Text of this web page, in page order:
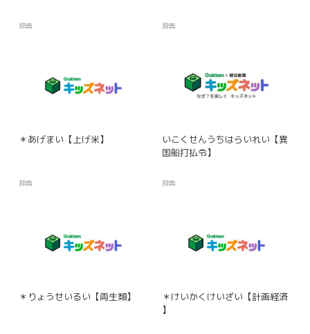
辞典 辞典
＊あげまい【上げ米】
辞典
いこくせんうちはらいれい【異
国船打払令】
辞典
＊りょうせいるい【両生類】
＊けいかくけいざい【計画経済
】